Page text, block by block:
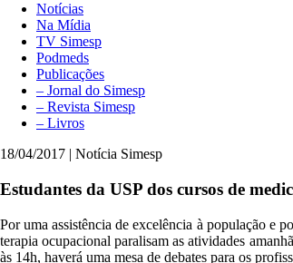
Notícias
Na Mídia
TV Simesp
Podmeds
Publicações
– Jornal do Simesp
– Revista Simesp
– Livros
18/04/2017 | Notícia Simesp
Estudantes da USP dos cursos de
Por uma assistência de excelência à população e
terapia ocupacional paralisam as atividades
às 14h, haverá uma mesa de debates para os